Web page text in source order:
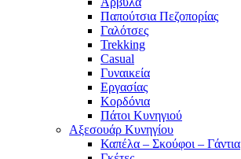
Παπούτσια Πεζοπορίας
Γαλότσες
Trekking
Casual
Γυναικεία
Εργασίας
Κορδόνια
Πάτοι Κυνηγιού
Αξεσουάρ Κυνηγίου
Καπέλα – Σκούφοι – Γάντια